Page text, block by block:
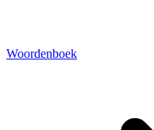
Woordenboek